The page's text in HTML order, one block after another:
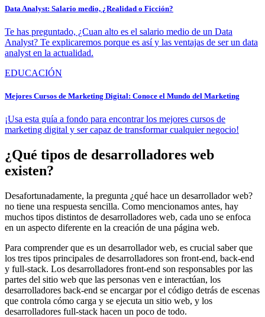
Data Analyst: Salario medio, ¿Realidad o Ficción?
Te has preguntado, ¿Cuan alto es el salario medio de un Data
Analyst? Te explicaremos porque es así y las ventajas de ser un data
analyst en la actualidad.
EDUCACIÓN
Mejores Cursos de Marketing Digital: Conoce el Mundo del Marketing
¡Usa esta guía a fondo para encontrar los mejores cursos de
marketing digital y ser capaz de transformar cualquier negocio!
¿Qué tipos de desarrolladores web
existen?
Desafortunadamente, la pregunta ¿qué hace un desarrollador web?
no tiene una respuesta sencilla. Como mencionamos antes, hay
muchos tipos distintos de desarrolladores web, cada uno se enfoca
en un aspecto diferente en la creación de una página web.
Para comprender que es un desarrollador web, es crucial saber que
los tres tipos principales de desarrolladores son front-end, back-end
y full-stack. Los desarrolladores front-end son responsables por las
partes del sitio web que las personas ven e interactúan, los
desarrolladores back-end se encargar por el código detrás de escenas
que controla cómo carga y se ejecuta un sitio web, y los
desarrolladores full-stack hacen un poco de todo.